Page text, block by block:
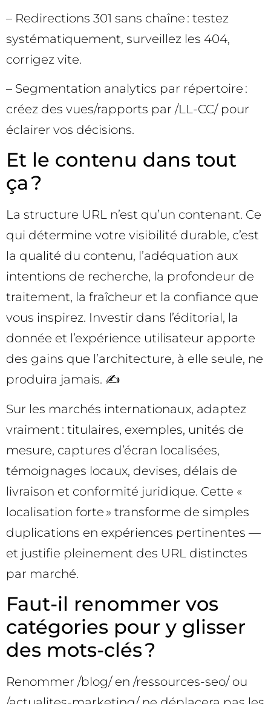
– Redirections 301 sans chaîne : testez
systématiquement, surveillez les 404,
corrigez vite.
– Segmentation analytics par répertoire :
créez des vues/rapports par /LL-CC/ pour
éclairer vos décisions.
Et le contenu dans tout
ça ?
La structure URL n’est qu’un contenant. Ce
qui détermine votre visibilité durable, c’est
la qualité du contenu, l’adéquation aux
intentions de recherche, la profondeur de
traitement, la fraîcheur et la confiance que
vous inspirez. Investir dans l’éditorial, la
donnée et l’expérience utilisateur apporte
des gains que l’architecture, à elle seule, ne
produira jamais. ✍️
Sur les marchés internationaux, adaptez
vraiment : titulaires, exemples, unités de
mesure, captures d’écran localisées,
témoignages locaux, devises, délais de
livraison et conformité juridique. Cette «
localisation forte » transforme de simples
duplications en expériences pertinentes —
et justifie pleinement des URL distinctes
par marché.
Faut-il renommer vos
catégories pour y glisser
des mots-clés ?
Renommer /blog/ en /ressources-seo/ ou